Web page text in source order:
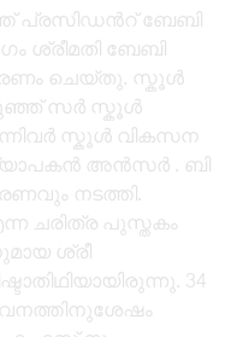
പ്രസിഡൻറ് ബേബി
ശ്രീമതി ബേബി
ചെയ്തു. സ്കൂൾ
കുഞ്ഞ് സർ സ്കൂൾ
സ്കൂൾ വികസന
അൻസർ . ബി
നടത്തി.
ചരിത്ര പുസ്തകം
ശ്രീ
34